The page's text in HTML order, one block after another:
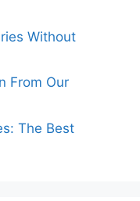
Without
From Our
The Best